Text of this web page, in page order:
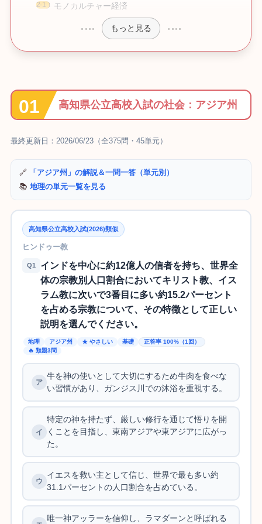
モノカルチャー経済
もっと見る
高知県公立高校入試の社会：アジア州
最終更新日：2026/06/23（全375問・45単元）
🔗
「アジア州」の解説＆一問一答（単元別）
📚 地理の単元一覧を見る
高知県公立高校入試(2026)類似
ヒンドゥー教
Q1
インドを中心に約12億人の信者を持ち、世界全
体の宗教別人口割合においてキリスト教、イス
ラム教に次いで3番目に多い約15.2パーセント
を占める宗教について、その特徴として正しい
説明を選んでください。
地理 アジア州 ★ やさしい 基礎
正答率 100%（1回）
🔥 類題3問
牛を神の使いとして大切にするため牛肉を食べな
い習慣があり、ガンジス川での沐浴を重視する。
特定の神を持たず、厳しい修行を通じて悟りを開
くことを目指し、東南アジアや東アジアに広がっ
た。
イエスを救い主として信じ、世界で最も多い約
31.1パーセントの人口割合を占めている。
唯一神アッラーを信仰し、ラマダーンと呼ばれる